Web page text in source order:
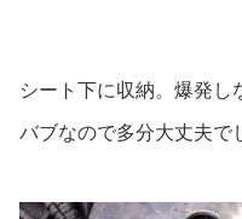
シート下に収納。爆発
バブなので多分大丈夫で